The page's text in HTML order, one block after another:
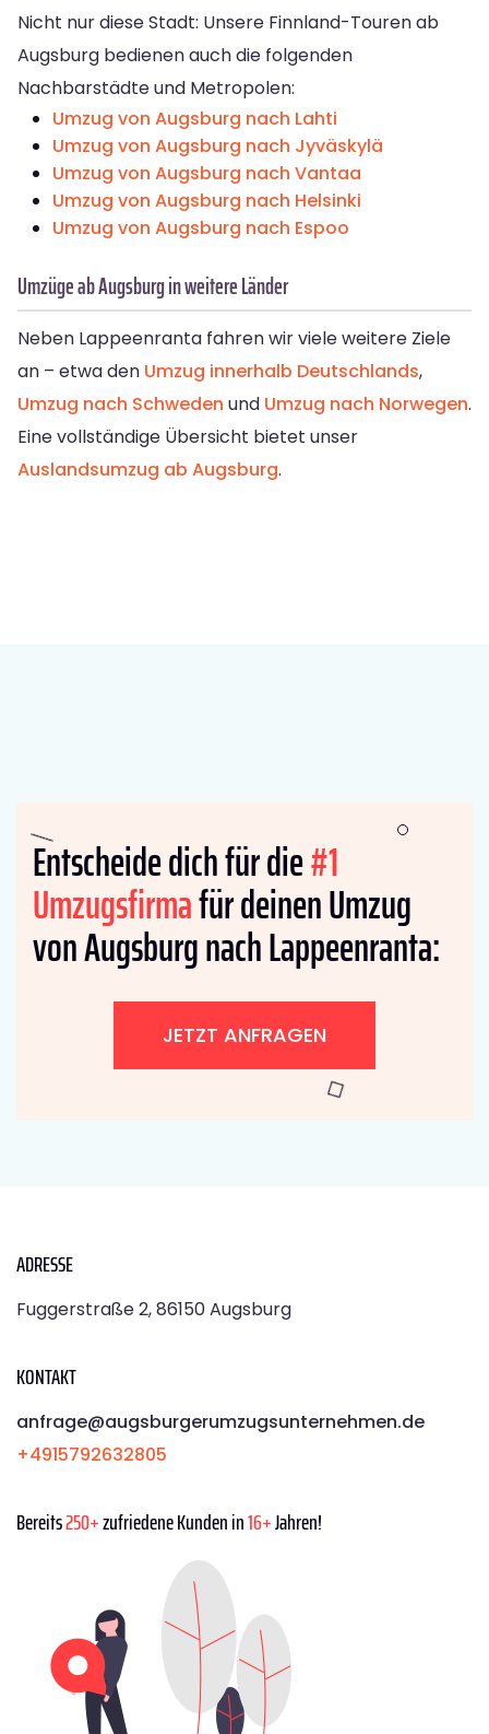
Nicht nur diese Stadt: Unsere Finnland-Touren ab
Augsburg bedienen auch die folgenden
Nachbarstädte und Metropolen:
Umzug von Augsburg nach Lahti
Umzug von Augsburg nach Jyväskylä
Umzug von Augsburg nach Vantaa
Umzug von Augsburg nach Helsinki
Umzug von Augsburg nach Espoo
Umzüge ab Augsburg in weitere Länder
Neben Lappeenranta fahren wir viele weitere Ziele
an – etwa den Umzug innerhalb Deutschlands,
Umzug nach Schweden und Umzug nach Norwegen.
Eine vollständige Übersicht bietet unser
Auslandsumzug ab Augsburg.
Entscheide dich für die#1
Umzugsfirmafür deinen Umzug
von Augsburg nach Lappeenranta:
JETZT ANFRAGEN
ADRESSE
Fuggerstraße 2, 86150 Augsburg
KONTAKT
anfrage@augsburgerumzugsunternehmen.de
+4915792632805
Bereits250+zufriedene Kunden in16+Jahren!